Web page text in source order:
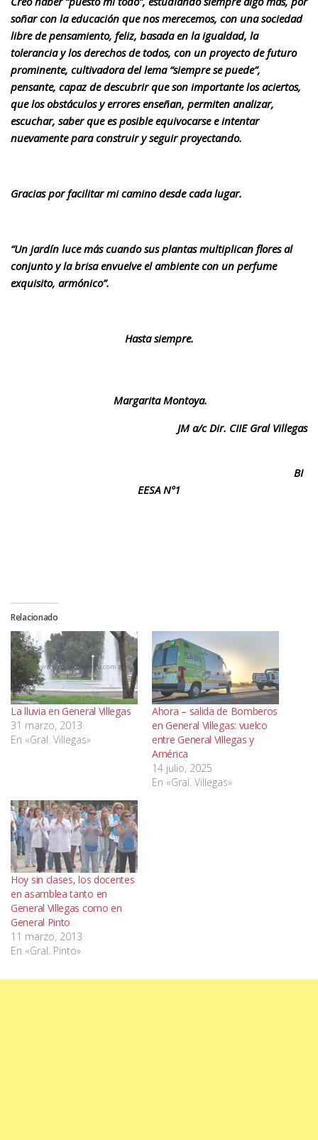
soñar con la educación que nos merecemos, con una sociedad
libre de pensamiento, feliz, basada en la igualdad, la
tolerancia y los derechos de todos, con un proyecto de futuro
prominente, cultivadora del lema “siempre se puede”,
pensante, capaz de descubrir que son importante los aciertos,
que los obstáculos y errores enseñan, permiten analizar,
escuchar, saber que es posible equivocarse e intentar
nuevamente para construir y seguir proyectando.
Gracias por facilitar mi camino desde cada lugar.
“Un jardín luce más cuando sus plantas multiplican flores al
conjunto y la brisa envuelve el ambiente con un perfume
exquisito, armónico”.
Hasta siempre.
Margarita Montoya.
JM a/c Dir. CIIE Gral Villegas
BI
EESA Nº1
Relacionado
La lluvia en General Villegas
31 marzo, 2013
En «Gral. Villegas»
Ahora – salida de Bomberos
en General Villegas: vuelco
entre General Villegas y
América
14 julio, 2025
En «Gral. Villegas»
Hoy sin clases, los docentes
en asamblea tanto en
General Villegas como en
General Pinto
11 marzo, 2013
En «Gral. Pinto»